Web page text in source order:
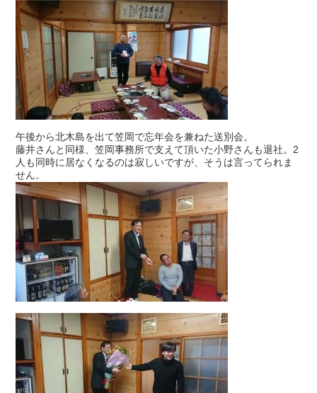
午後から北木島を出て笠岡で忘年会を兼ねた送別会。
藤井さんと同様、笠岡事務所で支えて頂いた小野さんも退社。2
人も同時に居なくなるのは寂しいですが、そうは言ってられま
せん。